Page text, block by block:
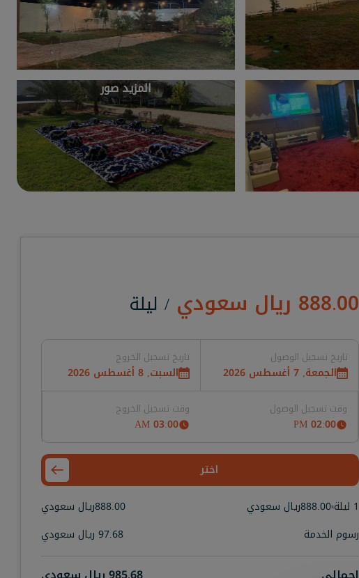
المزيد صور
888.00 ريال سعودي / ليلة
تاريخ تسجيل الوصول
الجمعة, 7 أغسطس 2026
تاريخ تسجيل الخروج
السبت, 8 أغسطس 2026
وقت تسجيل الوصول
02:00 PM
وقت تسجيل الخروج
03:00 AM
اختر
1 ليلة
x
888.00ريال سعودي 888.00ريال سعودي
رسوم الخدمة
97.68 ريال سعودي